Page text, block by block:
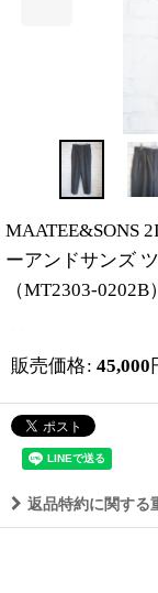
MAATEE&SONS
ーアンドサンズ
（MT2303-0202B）
販売価格: 45,000
返品特約に関する